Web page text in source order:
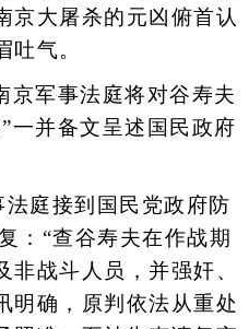
京大屠杀的元凶俯首认
吐气。
军事法庭将对谷寿夫
一并备文呈述国民政府
庭接到国民党政府防
：“查谷寿夫在作战期
非战斗人员，并强奸、
明确，原判依法从重处